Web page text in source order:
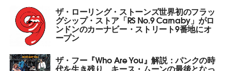
ザ・ローリング・ストーンズ世界初のフラッ
グシップ・ストア「RS No.9 Carnaby」がロ
ンドンのカーナビー・ストリート9番地にオ
ープン
ザ・フー『Who Are You』解説：パンクの時
代を生き残り、キース・ムーンの最後となっ